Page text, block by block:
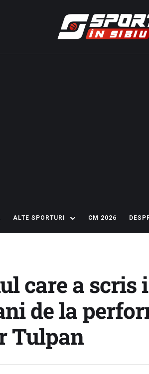
ALTE SPORTURI CM 2026
care a scris
de la
Tulpan